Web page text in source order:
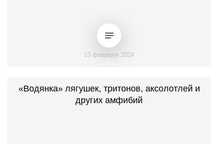
13 февраля 2024
«Водянка» лягушек, тритонов, аксолотлей и
других амфибий